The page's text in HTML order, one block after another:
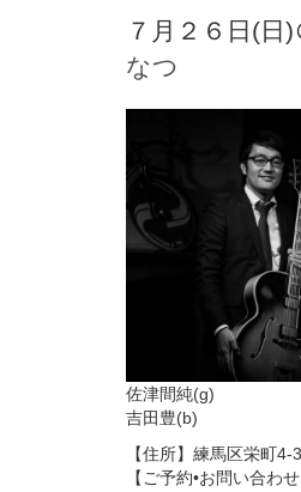
７月２６日(日)
なつ
佐津間純(g)
吉田豊(b)
【住所】練馬区栄町4-
【ご予約•お問い合わ